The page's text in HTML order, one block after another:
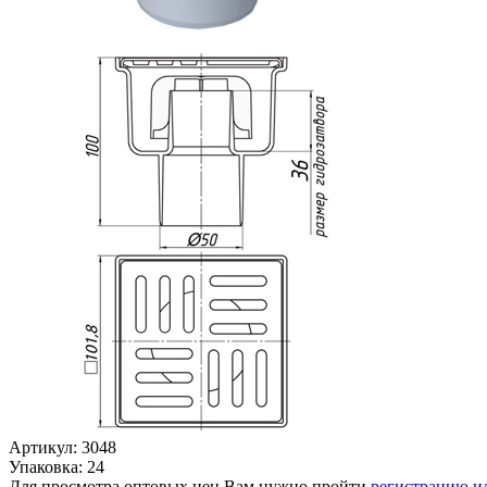
Артикул: 3048
Упаковка: 24